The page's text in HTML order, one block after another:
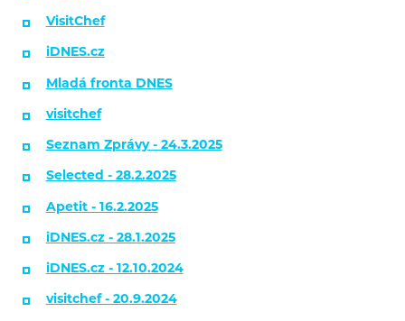
VisitChef
iDNES.cz
Mladá fronta DNES
visitchef
Seznam Zprávy - 24.3.2025
Selected - 28.2.2025
Apetit - 16.2.2025
iDNES.cz - 28.1.2025
iDNES.cz - 12.10.2024
visitchef - 20.9.2024